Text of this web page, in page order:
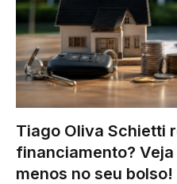
Tiago Oliva Schietti
financiamento?
menos no seu bolso!